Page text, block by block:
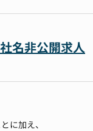
名非公開求人
に加え、